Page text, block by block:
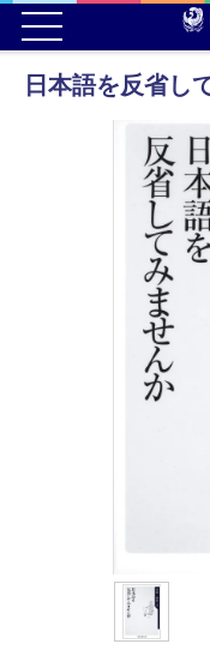
日本語を反省し